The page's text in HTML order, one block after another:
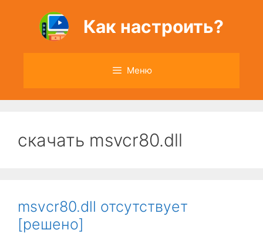
содержимому
Как настроить?
Меню
скачать msvcr80.dll
msvcr80.dll отсутствует
[решено]